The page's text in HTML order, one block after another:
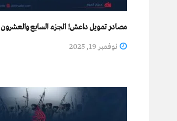
مصادر تمويل داعش! الجزء السابع والعشرون
نوفمبر 19, 2025